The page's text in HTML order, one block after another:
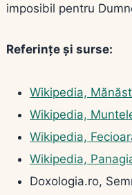
imposibil pentru
Referințe și surse:
Wikipedia,
Wikipedia,
Wikipedia,
Wikipedia,
Doxologia.ro,